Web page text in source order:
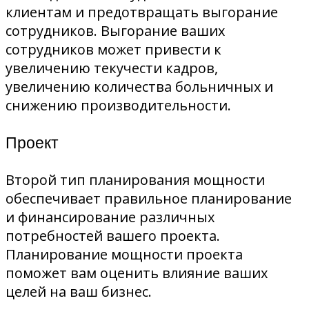
клиентам и предотвращать выгорание
сотрудников. Выгорание ваших
сотрудников может привести к
увеличению текучести кадров,
увеличению количества больничных и
снижению производительности.
Проект
Второй тип планирования мощности
обеспечивает правильное планирование
и финансирование различных
потребностей вашего проекта.
Планирование мощности проекта
поможет вам оценить влияние ваших
целей на ваш бизнес.